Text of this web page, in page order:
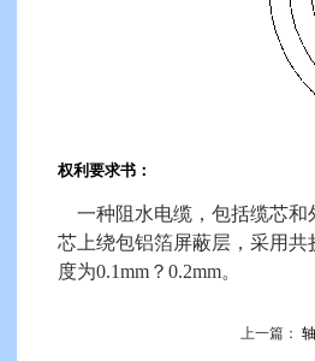
权利要求书：
一种阻水电缆，包括缆芯和
芯上绕包铝箔屏蔽层，采用
度为0.1mm？0.2mm。
上一篇：